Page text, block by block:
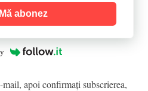
abonez
apoi confirmaţi subscrierea,